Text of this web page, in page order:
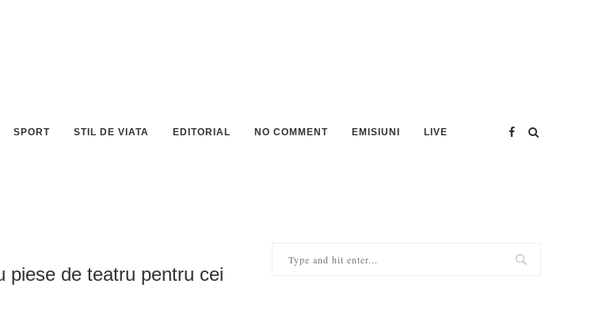
SPORT STIL DE VIATA EDITORIAL NO COMMENT EMISIUNI LIVE
piese de teatru pentru cei